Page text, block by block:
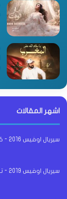
اشهر المقالات
سيريال اوفيس 2016 - كراك اوفيس 2016
سيريال اوفيس 2019 - تفعيل اوفيس 2019